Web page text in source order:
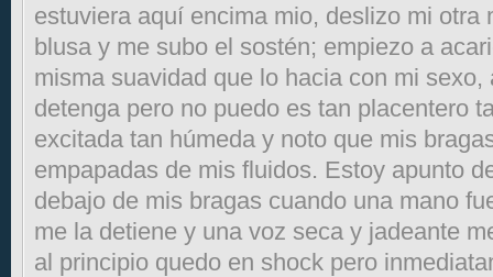
estuviera aquí encima mio, deslizo mi otra
blusa y me subo el sostén; empiezo a
misma suavidad que lo hacia con mi sexo,
detenga pero no puedo es tan placentero
excitada tan húmeda y noto que mis
empapadas de mis fluidos. Estoy apunto
debajo de mis bragas cuando una mano
me la detiene y una voz seca y jadeante
al principio quedo en shock pero